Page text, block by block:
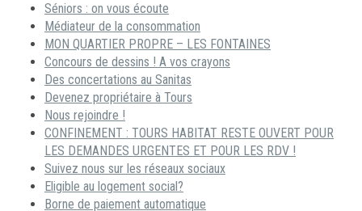
Séniors : on vous écoute
Médiateur de la consommation
MON QUARTIER PROPRE – LES FONTAINES
Concours de dessins ! A vos crayons
Des concertations au Sanitas
Devenez propriétaire à Tours
Nous rejoindre !
CONFINEMENT : TOURS HABITAT RESTE OUVERT POUR
LES DEMANDES URGENTES ET POUR LES RDV !
Suivez nous sur les réseaux sociaux
Eligible au logement social?
Borne de paiement automatique